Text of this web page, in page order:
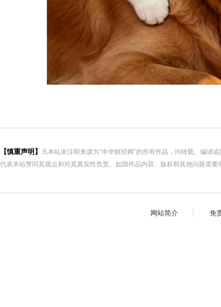
【慎重声明】
凡本站未注明来源为"中华财经网"的所有作品，均转载、编译
代表本站赞同其观点和对其真实性负责。如因作品内容、版权和其他问题需
网站简介 免